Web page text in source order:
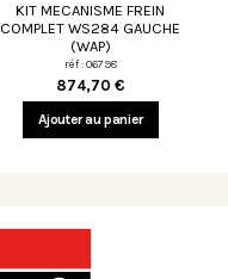
KIT MECANISME FREIN
COMPLET WS284 GAUCHE
(WAP)
réf : 06798
874,70 €
Ajouter au panier